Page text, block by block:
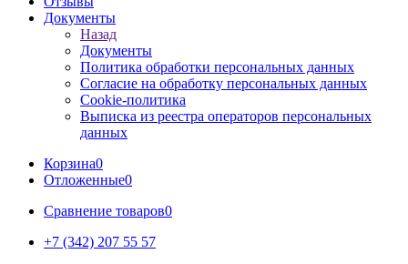
Документы
Назад
Документы
Политика обработки персональных данных
Согласие на обработку персональных данных
Cookie-политика
Выписка из реестра операторов персональных
данных
Корзина0
Отложенные0
Сравнение товаров0
+7 (342) 207 55 57